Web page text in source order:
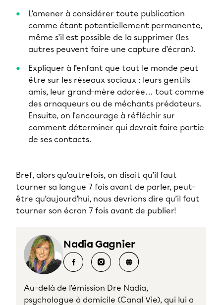
L’amener à considérer toute publication
comme étant potentiellement permanente,
même s’il est possible de la supprimer (les
autres peuvent faire une capture d’écran).
Expliquer à l’enfant que tout le monde peut
être sur les réseaux sociaux : leurs gentils
amis, leur grand-mère adorée… tout comme
des arnaqueurs ou de méchants prédateurs.
Ensuite, on l'encourage à réfléchir sur
comment déterminer qui devrait faire partie
de ses contacts.
Bref, alors qu’autrefois, on disait qu’il faut
tourner sa langue 7 fois avant de parler, peut-
être qu’aujourd’hui, nous devrions dire qu’il faut
tourner son écran 7 fois avant de publier!
Nadia Gagnier
Au-delà de l’émission Dre Nadia,
psychologue à domicile (Canal Vie), qui lui a